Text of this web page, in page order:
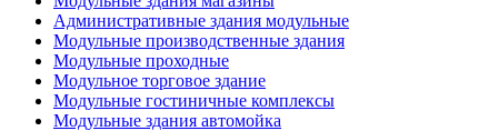
Административные здания модульные
Модульные производственные здания
Модульные проходные
Модульное торговое здание
Модульные гостиничные комплексы
Модульные здания автомойка